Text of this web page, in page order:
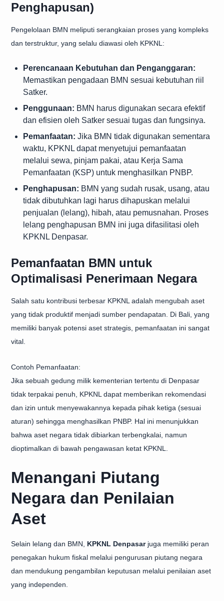
Penghapusan)
Pengelolaan BMN meliputi serangkaian proses yang kompleks
dan terstruktur, yang selalu diawasi oleh KPKNL:
Perencanaan Kebutuhan dan Penganggaran:
Memastikan pengadaan BMN sesuai kebutuhan riil
Satker.
Penggunaan: BMN harus digunakan secara efektif
dan efisien oleh Satker sesuai tugas dan fungsinya.
Pemanfaatan: Jika BMN tidak digunakan sementara
waktu, KPKNL dapat menyetujui pemanfaatan
melalui sewa, pinjam pakai, atau Kerja Sama
Pemanfaatan (KSP) untuk menghasilkan PNBP.
Penghapusan: BMN yang sudah rusak, usang, atau
tidak dibutuhkan lagi harus dihapuskan melalui
penjualan (lelang), hibah, atau pemusnahan. Proses
lelang penghapusan BMN ini juga difasilitasi oleh
KPKNL Denpasar.
Pemanfaatan BMN untuk
Optimalisasi Penerimaan Negara
Salah satu kontribusi terbesar KPKNL adalah mengubah aset
yang tidak produktif menjadi sumber pendapatan. Di Bali, yang
memiliki banyak potensi aset strategis, pemanfaatan ini sangat
vital.
Contoh Pemanfaatan:
Jika sebuah gedung milik kementerian tertentu di Denpasar
tidak terpakai penuh, KPKNL dapat memberikan rekomendasi
dan izin untuk menyewakannya kepada pihak ketiga (sesuai
aturan) sehingga menghasilkan PNBP. Hal ini menunjukkan
bahwa aset negara tidak dibiarkan terbengkalai, namun
dioptimalkan di bawah pengawasan ketat KPKNL.
Menangani Piutang
Negara dan Penilaian
Aset
Selain lelang dan BMN, KPKNL Denpasarjuga memiliki peran
penegakan hukum fiskal melalui pengurusan piutang negara
dan mendukung pengambilan keputusan melalui penilaian aset
yang independen.